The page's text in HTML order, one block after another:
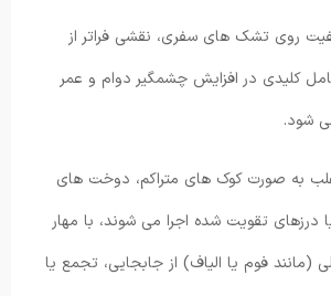
روی تشک های سفری، نقشی فراتر از
کلیدی در افزایش چشمگیر دوام و عمر
شود.
به صورت کوک های متراکم، دوخت های
درزهای تقویت شده اجرا می شوند، با مهار
(مانند فوم یا الیاف) از جابجایی، تجمع یا